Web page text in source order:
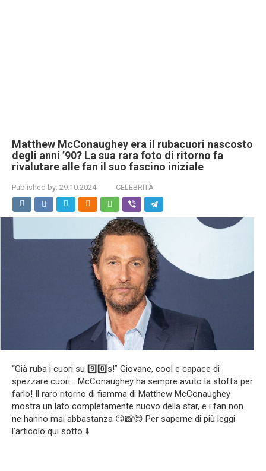
Matthew McConaughey era il rubacuori nascosto
degli anni ’90? La sua rara foto di ritorno fa
rivalutare alle fan il suo fascino iniziale
Published by: 29.10.2024 CELEBRITÀ
“Già ruba i cuori su 9️⃣0️⃣s!” Giovane, cool e capace di
spezzare cuori… McConaughey ha sempre avuto la stoffa per
farlo! Il raro ritorno di fiamma di Matthew McConaughey
mostra un lato completamente nuovo della star, e i fan non
ne hanno mai abbastanza 😏📸😌 Per saperne di più leggi
l’articolo qui sotto ⬇️